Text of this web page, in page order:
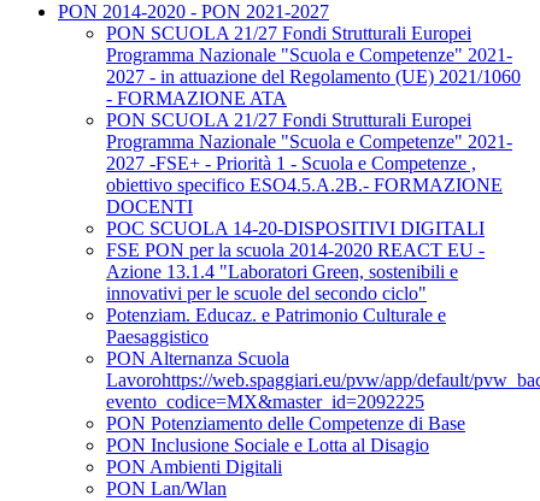
PON 2014-2020 - PON 2021-2027
PON SCUOLA 21/27 Fondi Strutturali Europei
Programma Nazionale "Scuola e Competenze" 2021-
2027 - in attuazione del Regolamento (UE) 2021/1060
- FORMAZIONE ATA
PON SCUOLA 21/27 Fondi Strutturali Europei
Programma Nazionale "Scuola e Competenze" 2021-
2027 -FSE+ - Priorità 1 - Scuola e Competenze ,
obiettivo specifico ESO4.5.A.2B.- FORMAZIONE
DOCENTI
POC SCUOLA 14-20-DISPOSITIVI DIGITALI
FSE PON per la scuola 2014-2020 REACT EU -
Azione 13.1.4 "Laboratori Green, sostenibili e
innovativi per le scuole del secondo ciclo"
Potenziam. Educaz. e Patrimonio Culturale e
Paesaggistico
PON Alternanza Scuola
Lavorohttps://web.spaggiari.eu/pvw/app/default/
evento_codice=MX&master_id=2092225
PON Potenziamento delle Competenze di Base
PON Inclusione Sociale e Lotta al Disagio
PON Ambienti Digitali
PON Lan/Wlan